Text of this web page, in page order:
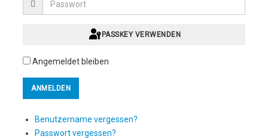
PASSKEY VERWENDEN
Angemeldet bleiben
Benutzername vergessen?
Passwort vergessen?